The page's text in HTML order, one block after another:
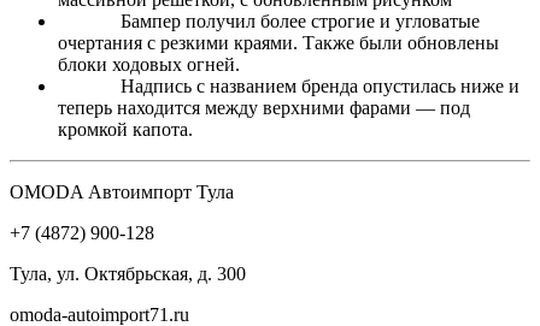
Бампер получил более строгие и угловатые
очертания с резкими краями. Также были обновлены
блоки ходовых огней.
Надпись с названием бренда опустилась ниже и
теперь находится между верхними фарами — под
кромкой капота.
OMODA Автоимпорт Тула
+7 (4872) 900-128
Тула, ул. Октябрьская, д. 300
omoda-autoimport71.ru